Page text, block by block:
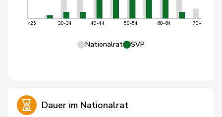
<25 30-34 40-44 50-54 60-64 70+
Nationalrat SVP
Dauer im Nationalrat